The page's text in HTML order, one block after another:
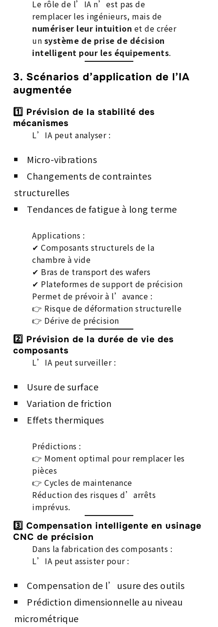
Le rôle de l’IA n’est pas de
remplacer les ingénieurs, mais de
numériser leur intuition et de créer
un système de prise de décision
intelligent pour les équipements.
3. Scénarios d’application de l’IA
augmentée
1️⃣ Prévision de la stabilité des
mécanismes
L’IA peut analyser :
Micro-vibrations
Changements de contraintes
structurelles
Tendances de fatigue à long terme
Applications :
✔ Composants structurels de la
chambre à vide
✔ Bras de transport des wafers
✔ Plateformes de support de précision
Permet de prévoir à l’avance :
👉 Risque de déformation structurelle
👉 Dérive de précision
2️⃣ Prévision de la durée de vie des
composants
L’IA peut surveiller :
Usure de surface
Variation de friction
Effets thermiques
Prédictions :
👉 Moment optimal pour remplacer les
pièces
👉 Cycles de maintenance
Réduction des risques d’arrêts
imprévus.
3️⃣ Compensation intelligente en usinage
CNC de précision
Dans la fabrication des composants :
L’IA peut assister pour :
Compensation de l’usure des outils
Prédiction dimensionnelle au niveau
micrométrique